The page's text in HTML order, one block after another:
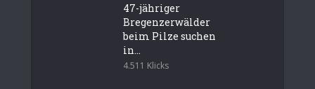
47-jähriger
Bregenzerwälder
beim Pilze suchen
in...
4.511 Klicks